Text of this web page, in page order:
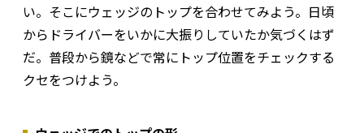
い。そこにウェッジのトップを合わせてみよう。日頃
からドライバーをいかに大振りしていたか気づくはず
だ。普段から鏡などで常にトップ位置をチェックする
クセをつけよう。